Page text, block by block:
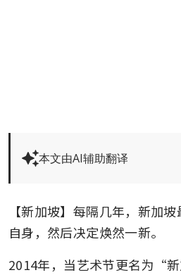
本文由AI辅助翻译
【新加坡】每隔几年，新加
自身，然后决定焕然一新。
2014年，当艺术节更名为“